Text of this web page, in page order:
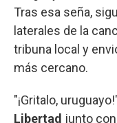
Tras esa seña,
laterales de la
tribuna local y
más cercano.
"¡Gritalo,
Libertad junto